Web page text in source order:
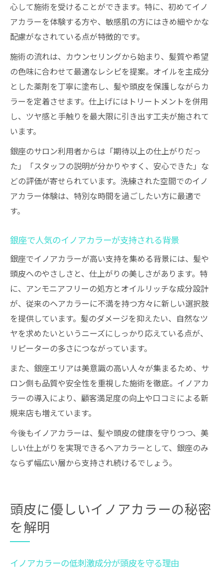
心して施術を受けることができます。特に、初めてイノ
アカラーを体験する方や、敏感肌の方にはきめ細やかな
配慮がなされている点が特徴的です。
施術の流れは、カウンセリングから始まり、髪質や希望
の色味に合わせて最適なレシピを提案。オイルを主成分
とした薬剤を丁寧に塗布し、髪や頭皮を保護しながらカ
ラーを定着させます。仕上げにはトリートメントを併用
し、ツヤ感と手触りを最大限に引き出す工夫が施されて
います。
銀座のサロン利用者からは「期待以上の仕上がりだっ
た」「スタッフの説明が分かりやすく、安心できた」な
どの評価が寄せられています。洗練された空間でのイノ
アカラー体験は、特別な時間を過ごしたい方に最適で
す。
銀座で人気のイノアカラーが支持される背景
銀座でイノアカラーが高い支持を集める背景には、髪や
頭皮へのやさしさと、仕上がりの美しさがあります。特
に、アンモニアフリーの処方とオイルリッチな成分設計
が、従来のヘアカラーに不満を持つ方々に新しい選択肢
を提供しています。髪のダメージを抑えたい、自然なツ
ヤを求めたいというニーズにしっかり応えている点が、
リピーターの多さにつながっています。
また、銀座エリアは美意識の高い人々が集まるため、サ
ロン側も品質や安全性を重視した施術を徹底。イノアカ
ラーの導入により、顧客満足度の向上や口コミによる新
規来店も増えています。
今後もイノアカラーは、髪や頭皮の健康を守りつつ、美
しい仕上がりを実現できるヘアカラーとして、銀座のみ
ならず幅広い層から支持され続けるでしょう。
頭皮に優しいイノアカラーの秘密
を解明
イノアカラーの低刺激成分が頭皮を守る理由